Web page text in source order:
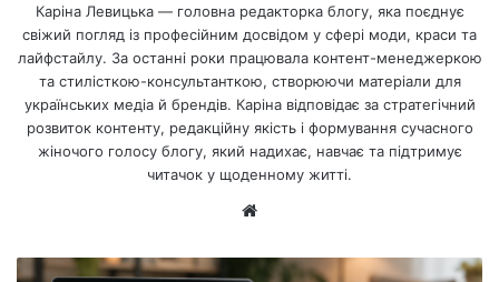
Каріна Левицька — головна редакторка блогу, яка поєднує
свіжий погляд із професійним досвідом у сфері моди, краси та
лайфстайлу. За останні роки працювала контент-менеджеркою
та стилісткою-консультанткою, створюючи матеріали для
українських медіа й брендів. Каріна відповідає за стратегічний
розвиток контенту, редакційну якість і формування сучасного
жіночого голосу блогу, який надихає, навчає та підтримує
читачок у щоденному житті.
са